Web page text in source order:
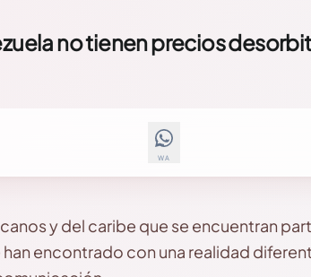
no tienen precios
WA
y del caribe que se encuentran
han encontrado con una realidad